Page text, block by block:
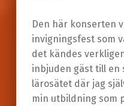
Den här konserten
invigningsfest som
det kändes
inbjuden gäst till
lärosätet där jag
min utbildning som